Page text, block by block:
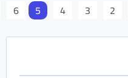
2
3
4
5
6